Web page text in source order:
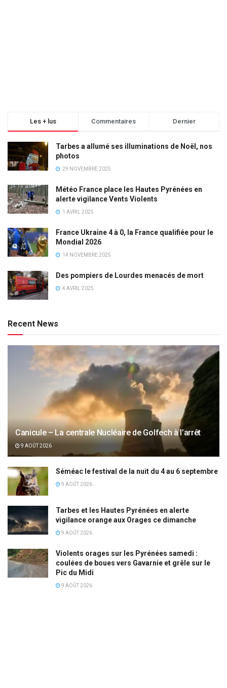
Les + lus Commentaires Dernier
Tarbes a allumé ses illuminations de Noël, nos
photos
29 NOVEMBRE 2025
Météo France place les Hautes Pyrénées en
alerte vigilance Vents Violents
1 AVRIL 2025
France Ukraine 4 à 0, la France qualifiée pour le
Mondial 2026
14 NOVEMBRE 2025
Des pompiers de Lourdes menacés de mort
4 AVRIL 2025
Recent News
Canicule – La centrale Nucléaire de Golfech à l’arrêt
9 AOÛT 2026
Séméac le festival de la nuit du 4 au 6 septembre
9 AOÛT 2026
Tarbes et les Hautes Pyrénées en alerte
vigilance orange aux Orages ce dimanche
9 AOÛT 2026
Violents orages sur les Pyrénées samedi :
coulées de boues vers Gavarnie et grêle sur le
Pic du Midi
9 AOÛT 2026